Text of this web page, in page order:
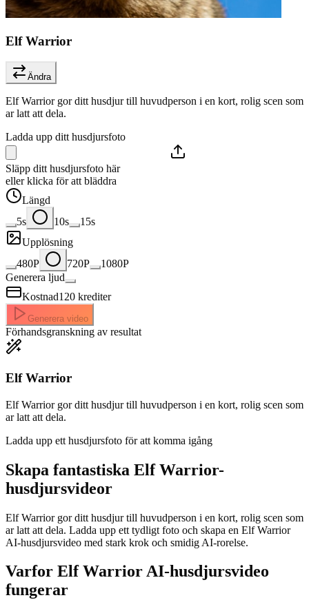
Elf Warrior
Ändra
Elf Warrior gor ditt husdjur till huvudperson i en kort, rolig scen som
ar latt att dela.
Ladda upp ditt husdjursfoto
Släpp ditt husdjursfoto här
eller klicka för att bläddra
Längd
5s
10s
15s
Upplösning
480P
720P
1080P
Generera ljud
Kostnad120 krediter
Generera video
Förhandsgranskning av resultat
Elf Warrior
Elf Warrior gor ditt husdjur till huvudperson i en kort, rolig scen som
ar latt att dela.
Ladda upp ett husdjursfoto för att komma igång
Skapa fantastiska Elf Warrior-
husdjursvideor
Elf Warrior gor ditt husdjur till huvudperson i en kort, rolig scen som
ar latt att dela. Ladda upp ett tydligt foto och skapa en Elf Warrior
AI-husdjursvideo med stark krok och smidig AI-rorelse.
Varfor Elf Warrior AI-husdjursvideo
fungerar